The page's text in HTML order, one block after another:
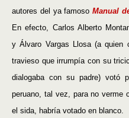
autores del ya famoso Manual
En efecto, Carlos Alberto
y Álvaro Vargas Llosa (a quien
travieso que irrumpía con su
dialogaba con su padre) votó
peruano, tal vez, para no verme
el sida, habría votado en blanco.